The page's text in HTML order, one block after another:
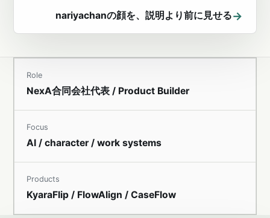
nariyachanの顔を、説明より前に見せる→
Role
NexA合同会社代表 / Product Builder
Focus
AI / character / work systems
Products
KyaraFlip / FlowAlign / CaseFlow